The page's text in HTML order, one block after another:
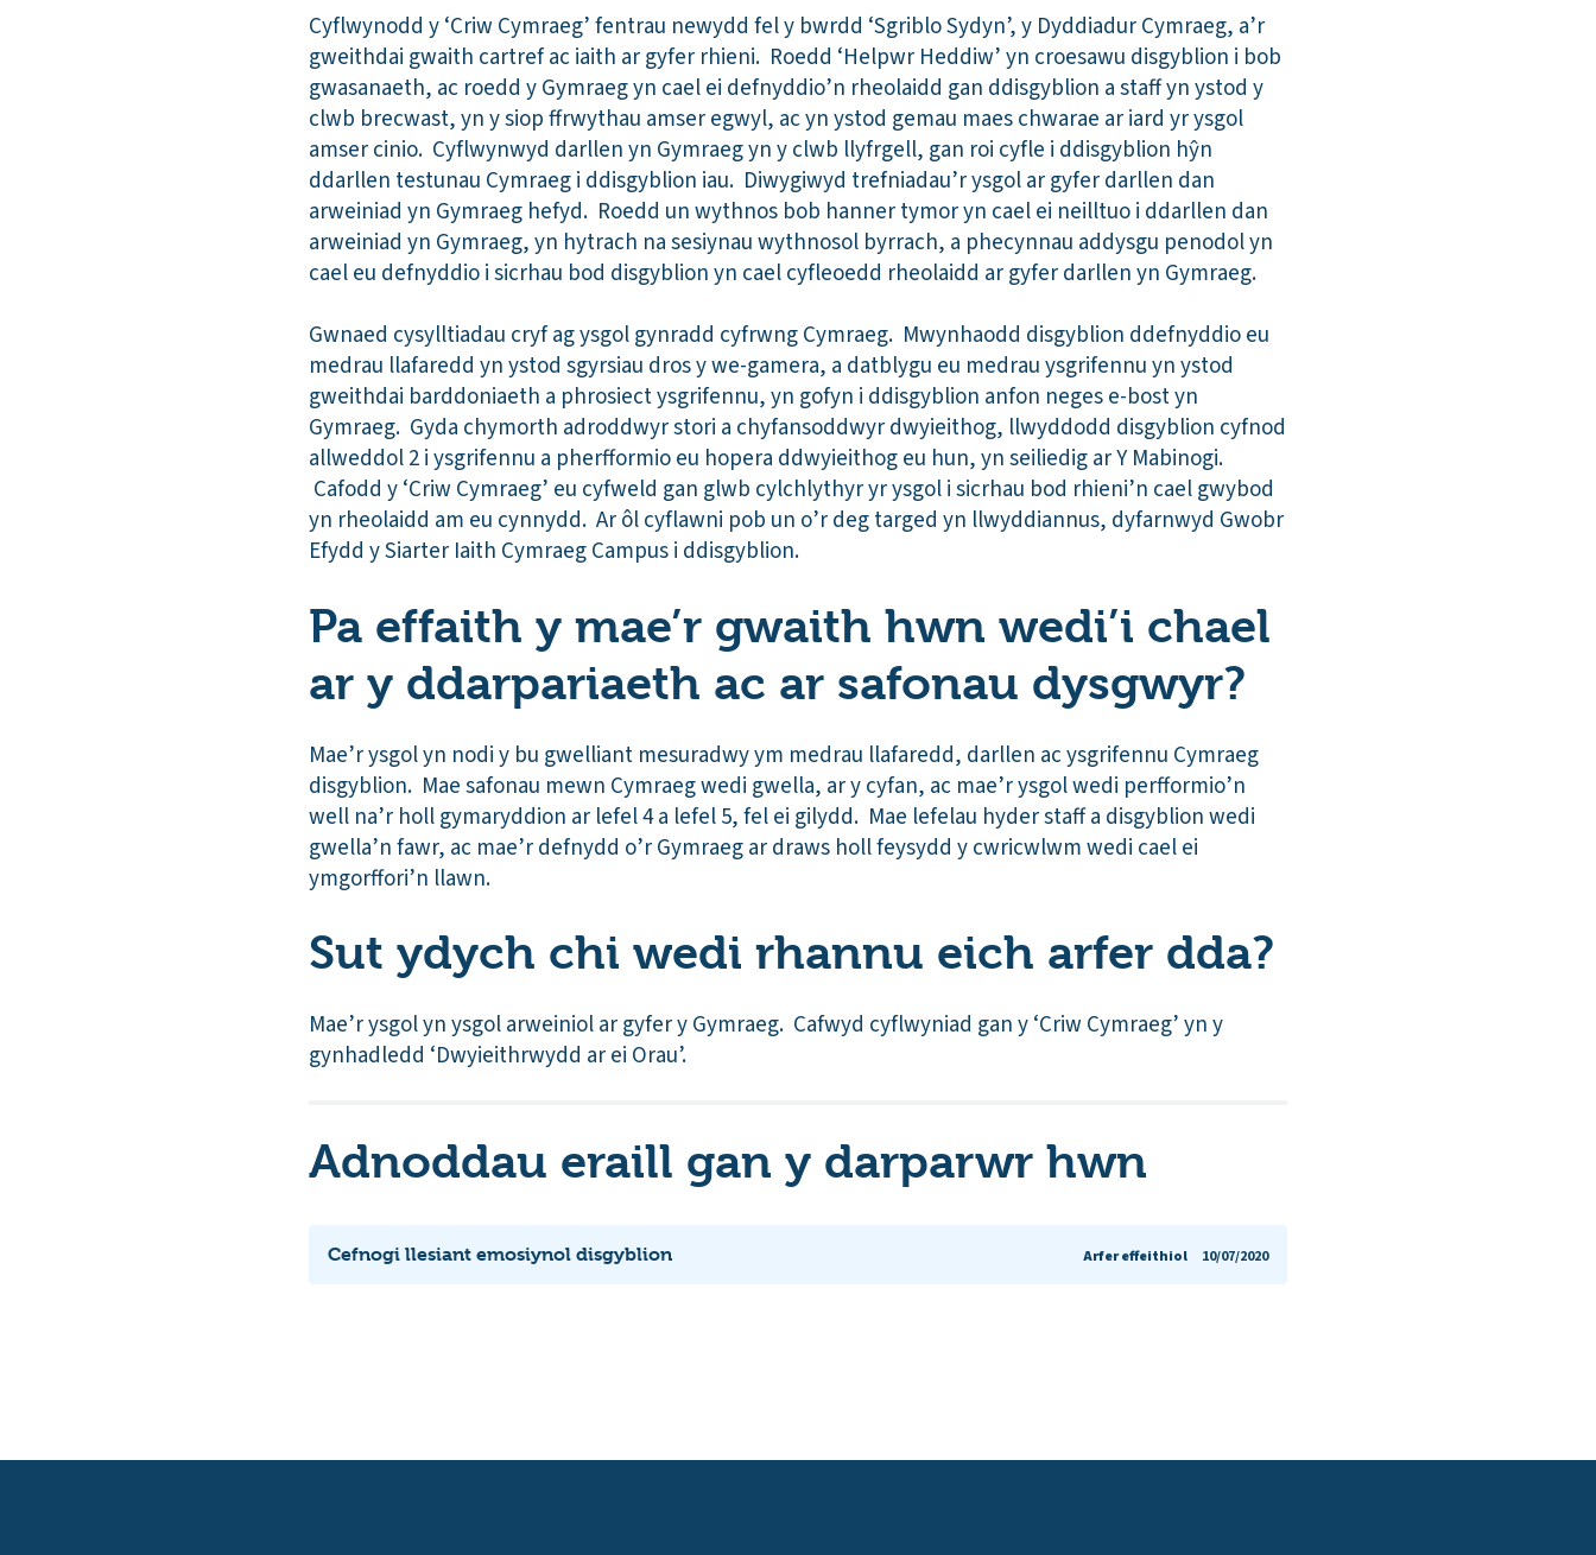
Cyflwynodd y ‘Criw Cymraeg’ fentrau newydd fel y bwrdd ‘Sgriblo Sydyn’, y Dyddiadur Cymraeg, a’r
gweithdai gwaith cartref ac iaith ar gyfer rhieni. Roedd ‘Helpwr Heddiw’ yn croesawu disgyblion i bob
gwasanaeth, ac roedd y Gymraeg yn cael ei defnyddio’n rheolaidd gan ddisgyblion a staff yn ystod y
clwb brecwast, yn y siop ffrwythau amser egwyl, ac yn ystod gemau maes chwarae ar iard yr ysgol
amser cinio. Cyflwynwyd darllen yn Gymraeg yn y clwb llyfrgell, gan roi cyfle i ddisgyblion hŷn
ddarllen testunau Cymraeg i ddisgyblion iau. Diwygiwyd trefniadau’r ysgol ar gyfer darllen dan
arweiniad yn Gymraeg hefyd. Roedd un wythnos bob hanner tymor yn cael ei neilltuo i ddarllen dan
arweiniad yn Gymraeg, yn hytrach na sesiynau wythnosol byrrach, a phecynnau addysgu penodol yn
cael eu defnyddio i sicrhau bod disgyblion yn cael cyfleoedd rheolaidd ar gyfer darllen yn Gymraeg.
Gwnaed cysylltiadau cryf ag ysgol gynradd cyfrwng Cymraeg. Mwynhaodd disgyblion ddefnyddio eu
medrau llafaredd yn ystod sgyrsiau dros y we-gamera, a datblygu eu medrau ysgrifennu yn ystod
gweithdai barddoniaeth a phrosiect ysgrifennu, yn gofyn i ddisgyblion anfon neges e-bost yn
Gymraeg. Gyda chymorth adroddwyr stori a chyfansoddwyr dwyieithog, llwyddodd disgyblion cyfnod
allweddol 2 i ysgrifennu a pherfformio eu hopera ddwyieithog eu hun, yn seiliedig ar Y Mabinogi.
Cafodd y ‘Criw Cymraeg’ eu cyfweld gan glwb cylchlythyr yr ysgol i sicrhau bod rhieni’n cael gwybod
yn rheolaidd am eu cynnydd. Ar ôl cyflawni pob un o’r deg targed yn llwyddiannus, dyfarnwyd Gwobr
Efydd y Siarter Iaith Cymraeg Campus i ddisgyblion.
Pa effaith y mae’r gwaith hwn wedi’i chael
ar y ddarpariaeth ac ar safonau dysgwyr?
Mae’r ysgol yn nodi y bu gwelliant mesuradwy ym medrau llafaredd, darllen ac ysgrifennu Cymraeg
disgyblion. Mae safonau mewn Cymraeg wedi gwella, ar y cyfan, ac mae’r ysgol wedi perfformio’n
well na’r holl gymaryddion ar lefel 4 a lefel 5, fel ei gilydd. Mae lefelau hyder staff a disgyblion wedi
gwella’n fawr, ac mae’r defnydd o’r Gymraeg ar draws holl feysydd y cwricwlwm wedi cael ei
ymgorffori’n llawn.
Sut ydych chi wedi rhannu eich arfer dda?
Mae’r ysgol yn ysgol arweiniol ar gyfer y Gymraeg. Cafwyd cyflwyniad gan y ‘Criw Cymraeg’ yn y
gynhadledd ‘Dwyieithrwydd ar ei Orau’.
Adnoddau eraill gan y darparwr hwn
Cefnogi llesiant emosiynol disgyblion Arfer effeithiol 10/07/2020